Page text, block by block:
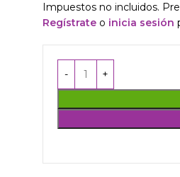
Impuestos no incluidos.
Regístrateo inicia sesión